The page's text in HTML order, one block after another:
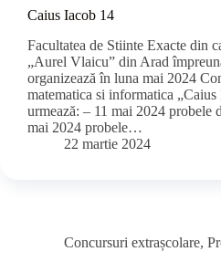
Caius Iacob 14
Facultatea de Stiinte Exacte din
„Aurel Vlaicu” din Arad
organizează în luna mai 2024
matematica si informatica
urmează: – 11 mai 2024 probele
mai 2024 probele…
22 martie 2024
Concursuri extrașcolare,